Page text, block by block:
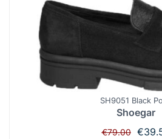
SH9051 Black
Shoegar
€79.00 €